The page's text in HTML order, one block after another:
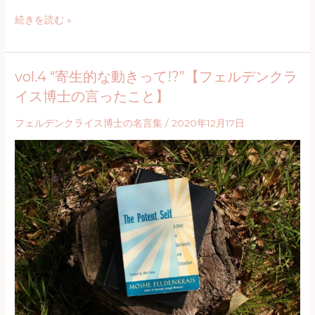
イ
士
に
学
ぶ
#02】
安
求
め
不
安
定
に
な
る
【フ
ェ
ル
続きを読む »
vol.4 “寄生的な動きって!?”【フェルデンクラ
イス博士の言ったこと】
フェルデンクライス博士の名言集 /2020年12月17日